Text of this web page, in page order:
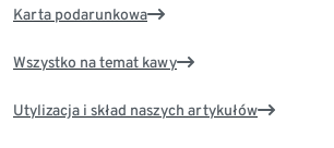
Karta podarunkowa
Wszystko na temat kawy
Utylizacja i skład naszych artykułów